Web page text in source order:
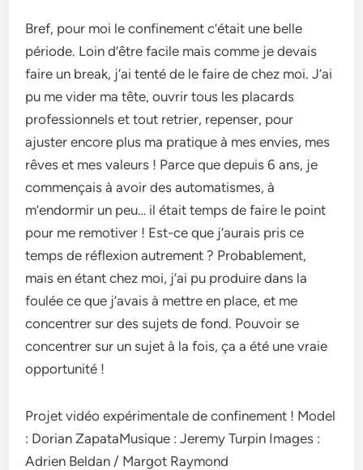
Bref, pour moi le confinement c’était une belle
période. Loin d’être facile mais comme je devais
faire un break, j’ai tenté de le faire de chez moi. J’ai
pu me vider ma tête, ouvrir tous les placards
professionnels et tout retrier, repenser, pour
ajuster encore plus ma pratique à mes envies, mes
rêves et mes valeurs ! Parce que depuis 6 ans, je
commençais à avoir des automatismes, à
m’endormir un peu… il était temps de faire le point
pour me remotiver ! Est-ce que j’aurais pris ce
temps de réflexion autrement ? Probablement,
mais en étant chez moi, j’ai pu produire dans la
foulée ce que j’avais à mettre en place, et me
concentrer sur des sujets de fond. Pouvoir se
concentrer sur un sujet à la fois, ça a été une vraie
opportunité !
Projet vidéo expérimentale de confinement ! Model
: Dorian ZapataMusique : Jeremy Turpin Images :
Adrien Beldan / Margot Raymond